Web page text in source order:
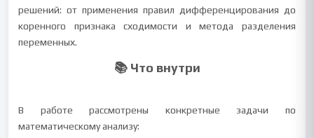
решений: от применения правил дифференцирования до
коренного признака сходимости и метода разделения
переменных.
📚 Что внутри
В работе рассмотрены конкретные задачи по
математическому анализу: